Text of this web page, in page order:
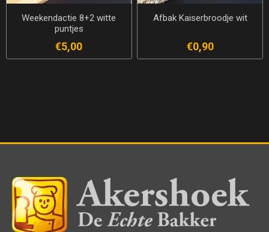
Weekendactie 8+2 witte
puntjes
€5,00
Afbak Kaiserbroodje wit
€0,90